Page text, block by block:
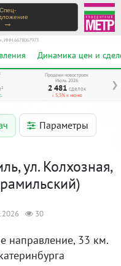
Спец-
→
ИНН 6678067973
Динамика цен и
❯
Продажи новостроек
Июль 2026
2 481 сделок
↓ 5,3% к июню
Параметры
ул. Колхозная,
30
направление, 33 км.